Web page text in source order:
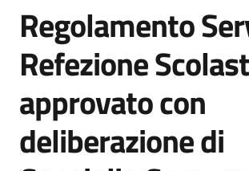
Regolamento
Refezione
approvato con
deliberazione di